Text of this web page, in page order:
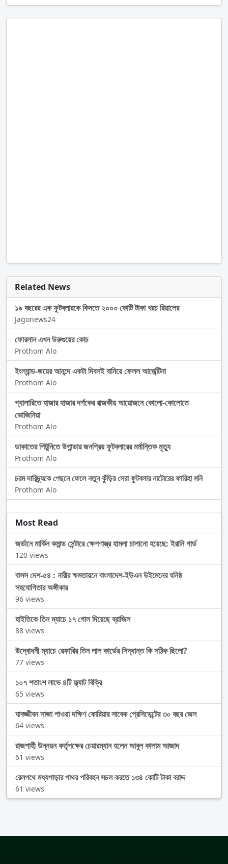
Related News
১৯ বছরের এক ফুটবলারকে কিনতে ২০০০ কোটি টাকা খরচ রিয়ালের
Jagonews24
ফোরলান এখন উরুগুয়ের কোচ
Prothom Alo
ইংল্যান্ড-জয়ের আনন্দে একটা দিবসই বানিয়ে ফেলল আর্জেন্টিনা
Prothom Alo
গ্যালারিতে হাজার হাজার দর্শকের রাজকীয় আয়োজনে কোলো-কোলোতে
ভোজিনিয়া
Prothom Alo
ডাকাতের পিটুনিতে উগান্ডার জনপ্রিয় ফুটবলারের মর্মান্তিক মৃত্যু
Prothom Alo
চরম দারিদ্র্যকে পেছনে ফেলে নতুন কুঁড়ির সেরা ফুটবলার নাটোরের ফারিহা মনি
Prothom Alo
Most Read
জর্ডানে মার্কিন কমান্ড সেন্টারে ক্ষেপণাস্ত্র হামলা চালানো হয়েছে: ইরানি গার্ড
120 views
বাসস দেশ-৫৪ : নারীর ক্ষমতায়নে বাংলাদেশ-ইউএন উইমেনের ঘনিষ্ঠ
সহযোগিতার অঙ্গীকার
96 views
হাইতিকে তিন ম্যাচে ১৭ গোল দিয়েছে ব্রাজিল
88 views
উদ্বোধনী ম্যাচে রেফারির তিন লাল কার্ডের সিদ্ধান্ত কি সঠিক ছিলো?
77 views
১০৭ শতাংশ লাভে ৪টি ফ্ল্যাট বিক্রি
65 views
যাবজ্জীবন সাজা পাওয়া দক্ষিণ কোরিয়ার সাবেক প্রেসিডেন্টের ৩০ বছর জেল
64 views
রাজশাহী উন্নয়ন কর্তৃপক্ষের চেয়ারম্যান হলেন আবুল কালাম আজাদ
61 views
রেলপথে মধ্যপাড়ার পাথর পরিবহন সচল করতে ১৩৪ কোটি টাকা বরাদ্দ
61 views